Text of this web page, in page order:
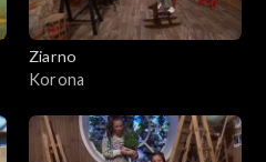
Ziarno
Korona